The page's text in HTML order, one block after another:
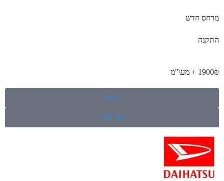
מדחס חדש
התקנה
1900₪ + מע\"מ
קנייה
צור קשר